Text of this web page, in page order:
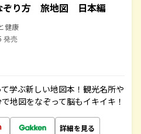
ぞり方 旅地図 日本編
健康
発売
学ぶ新しい地図本！観光名所や
地図をなぞって脳もイキイキ！
詳細を見る